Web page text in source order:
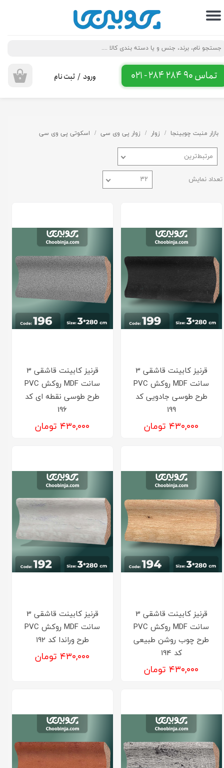
تماس 90 284 284 - 021 ۰ ورود / ثبت نام
حساب کاربری من
تغییر گذر واژه
سفارشات
خروج از حساب کاربری
بازار منبت چوبینجا زوار زوار پی وی سی اسکوتی پی وی سی
مرتبط‌ترین
تعداد نمایش ۳۲
قرنیز کابینت قاشقی 3
سانت MDF روکش PVC
طرح طوسی جادویی کد
199
۴۳۰,۰۰۰ تومان
قرنیز کابینت قاشقی 3
سانت MDF روکش PVC
طرح طوسی نقطه ای کد
196
۴۳۰,۰۰۰ تومان
قرنیز کابینت قاشقی 3
سانت MDF روکش PVC
طرح چوب روشن طبیعی
کد 194
۴۳۰,۰۰۰ تومان
قرنیز کابینت قاشقی 3
سانت MDF روکش PVC
طرح وراندا کد 192
۴۳۰,۰۰۰ تومان